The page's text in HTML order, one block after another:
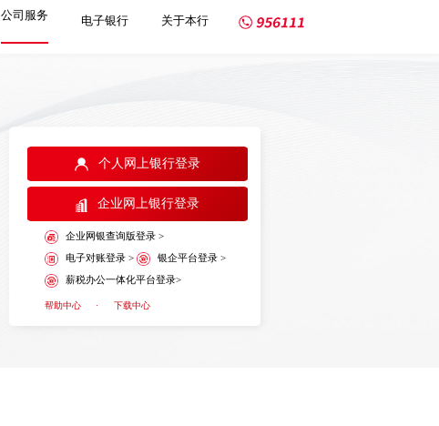
公司服务 电子银行 关于本行
个人网上银行登录
企业网上银行登录
企业网银查询版登录 >
电子对账登录 > 银企平台登录 >
薪税办公一体化平台登录>
帮助中心 · 下载中心